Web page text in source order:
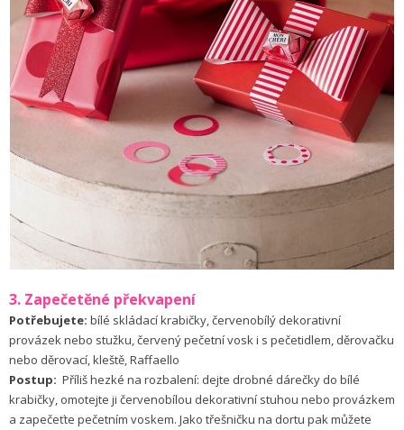
3. Zapečetěné překvapení
Potřebujete: bílé skládací krabičky, červenobílý dekorativní
provázek nebo stužku, červený pečetní vosk i s pečetidlem, děrovačku
nebo děrovací, kleště, Raffaello
Postup: Příliš hezké na rozbalení: dejte drobné dárečky do bílé
krabičky, omotejte ji červenobílou dekorativní stuhou nebo provázkem
a zapečeťte pečetním voskem. Jako třešničku na dortu pak můžete